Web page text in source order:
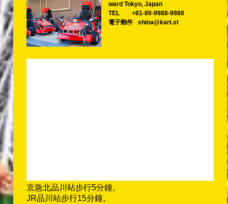
ward Tokyo, Japan
TEL
+81-80-9988-9988
電子郵件
shina@kart.st
京急北品川站步行5分鐘。
JR品川站步行15分鐘。